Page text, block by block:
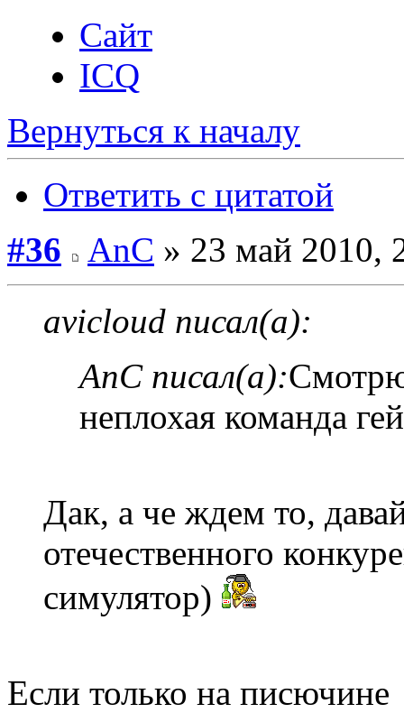
Сайт
ICQ
Вернуться к началу
Ответить с цитатой
#36
AnC » 23 май 2010,
avicloud писал(а):
AnC писал(а):
неплохая команда
Дак, а че ждем то,
отечественного
симулятор)
Если только на писючине